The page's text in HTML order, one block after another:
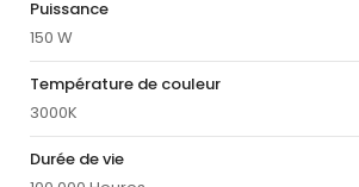
Puissance
150 W
Température de couleur
3000K
Durée de vie